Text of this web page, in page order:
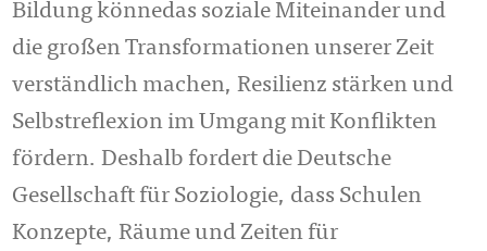
Bildung könnedas soziale Miteinander und
die großen Transformationen unserer Zeit
verständlich machen, Resilienz stärken und
Selbstreflexion im Umgang mit Konflikten
fördern. Deshalb fordert die Deutsche
Gesellschaft für Soziologie, dass Schulen
Konzepte, Räume und Zeiten für